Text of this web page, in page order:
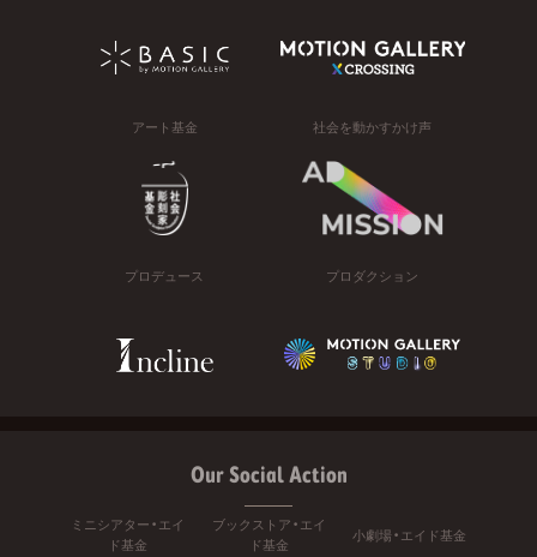
アート基金 社会を動かすかけ声
プロデュース プロダクション
Our Social Action
ミニシアター・エイ
ド基金
ブックストア・エイ
ド基金
小劇場・エイド基金